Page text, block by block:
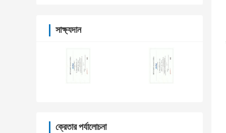
সাক্ষ্যদান
ক্রেতার পর্যালোচনা